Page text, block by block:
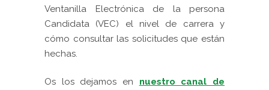
Ventanilla Electrónica de la persona
Candidata (VEC) el nivel de carrera y
cómo consultar las solicitudes que están
hechas.
Os los dejamos en nuestro canal de